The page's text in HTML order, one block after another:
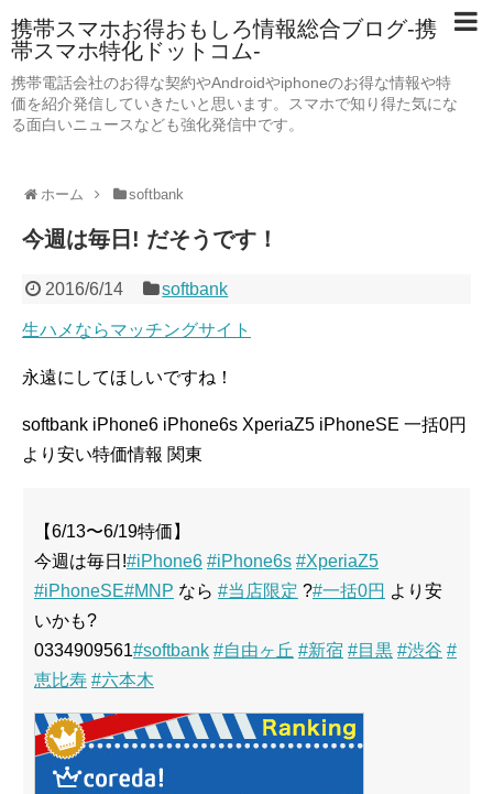
携帯スマホお得おもしろ情報総合ブログ-携
帯スマホ特化ドットコム-
携帯電話会社のお得な契約やAndroidやiphoneのお得な情報や特
価を紹介発信していきたいと思います。スマホで知り得た気にな
る面白いニュースなども強化発信中です。
ホーム softbank
今週は毎日! だそうです！
2016/6/14 softbank
生ハメならマッチングサイト
永遠にしてほしいですね！
softbank iPhone6 iPhone6s XperiaZ5 iPhoneSE 一括0円
より安い特価情報 関東
【6/13〜6/19特価】
今週は毎日!#iPhone6 #iPhone6s #XperiaZ5
#iPhoneSE#MNP なら #当店限定 ?#一括0円 より安
いかも?
0334909561#softbank #自由ヶ丘 #新宿 #目黒 #渋谷 #
恵比寿 #六本木